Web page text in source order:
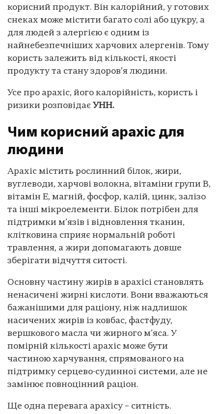
корисний продукт. Він калорійний, у готових
снеках може містити багато солі або цукру, а
для людей з алергією є одним із
найнебезпечніших харчових алергенів. Тому
користь залежить від кількості, якості
продукту та стану здоров’я людини.
Усе про арахіс, його калорійність, користь і
ризики розповідає УНН.
Чим корисний арахіс для
людини
Арахіс містить рослинний білок, жири,
вуглеводи, харчові волокна, вітаміни групи B,
вітамін E, магній, фосфор, калій, цинк, залізо
та інші мікроелементи. Білок потрібен для
підтримки м’язів і відновлення тканин,
клітковина сприяє нормальній роботі
травлення, а жири допомагають довше
зберігати відчуття ситості.
Основну частину жирів в арахісі становлять
ненасичені жирні кислоти. Вони вважаються
бажанішими для раціону, ніж надлишок
насичених жирів із ковбас, фастфуду,
вершкового масла чи жирного м’яса. У
помірній кількості арахіс може бути
частиною харчування, спрямованого на
підтримку серцево-судинної системи, але не
замінює повноцінний раціон.
Ще одна перевага арахісу – ситність.